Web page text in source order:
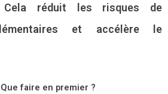
Cela réduit les risques de
et accélère le
faire en premier ?